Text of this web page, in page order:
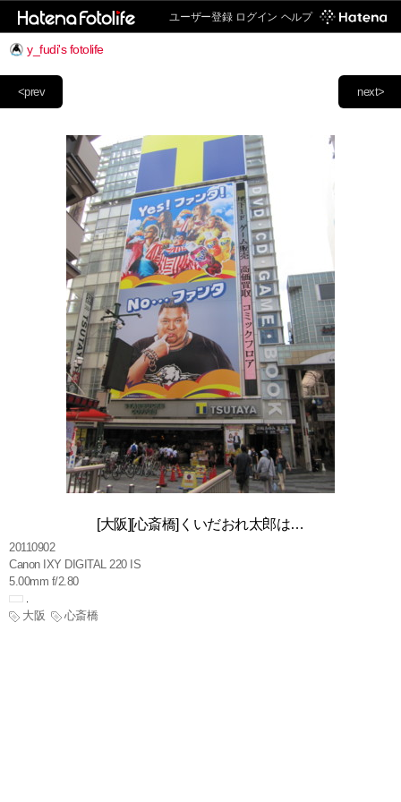
ユーザー登録 ログイン ヘルプ
y_fudi's fotolife
next>
<prev
[大阪][心斎橋]くいだおれ太郎は…
20110902
Canon IXY DIGITAL 220 IS
5.00mm f/2.80
大阪 心斎橋